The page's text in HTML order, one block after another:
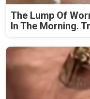
The Lump Of
In The Morning.